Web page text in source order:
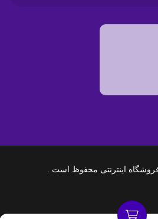
اینترنتی محفوظ است .